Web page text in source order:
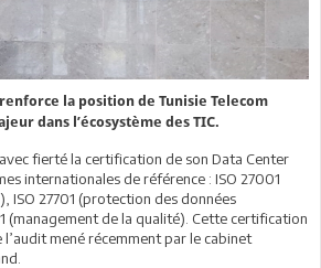
la position de Tunisie Telecom
dans l’écosystème des TIC.
fierté la certification de son Data Center
internationales de référence : ISO 27001
ISO 27701 (protection des données
(management de la qualité). Cette certification
l’audit mené récemment par le cabinet